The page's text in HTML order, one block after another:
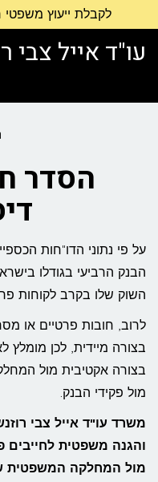
לקבלת ייעוץ משפטי
עו"ד אייל צבי
הסדר
על פי נתוני הדו"חות
הבנק הרביעי בגודלו
השוק שלו בקרב לקוחות
לרוב, חובות פרטיים או
בצורה מיידית, לכן
בצורה אקטיבית מול
מול פקידי הבנק.
משרד עו"ד אייל צבי
והגנה משפטית לחייבים
מול המחלקה המשפטית